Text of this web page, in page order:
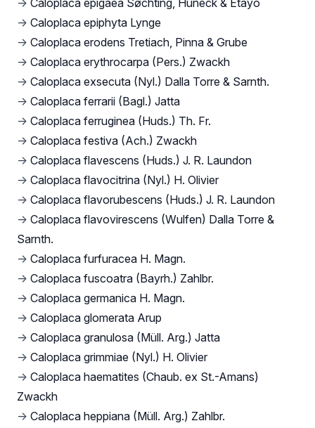
→ Caloplaca epigaea Søchting, Huneck & Etayo
→ Caloplaca epiphyta Lynge
→ Caloplaca erodens Tretiach, Pinna & Grube
→ Caloplaca erythrocarpa (Pers.) Zwackh
→ Caloplaca exsecuta (Nyl.) Dalla Torre & Sarnth.
→ Caloplaca ferrarii (Bagl.) Jatta
→ Caloplaca ferruginea (Huds.) Th. Fr.
→ Caloplaca festiva (Ach.) Zwackh
→ Caloplaca flavescens (Huds.) J. R. Laundon
→ Caloplaca flavocitrina (Nyl.) H. Olivier
→ Caloplaca flavorubescens (Huds.) J. R. Laundon
→ Caloplaca flavovirescens (Wulfen) Dalla Torre &
Sarnth.
→ Caloplaca furfuracea H. Magn.
→ Caloplaca fuscoatra (Bayrh.) Zahlbr.
→ Caloplaca germanica H. Magn.
→ Caloplaca glomerata Arup
→ Caloplaca granulosa (Müll. Arg.) Jatta
→ Caloplaca grimmiae (Nyl.) H. Olivier
→ Caloplaca haematites (Chaub. ex St.-Amans)
Zwackh
→ Caloplaca heppiana (Müll. Arg.) Zahlbr.